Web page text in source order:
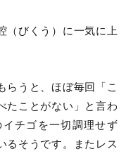
（びくう）に一気に上
らうと、ほぼ毎回「こ
たことがない」と言わ
チゴを一切調理せず
るそうです。またレス